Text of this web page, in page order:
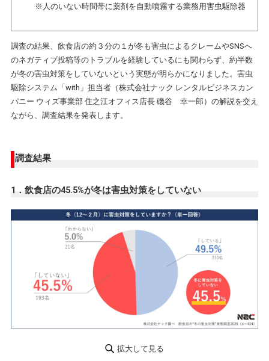
※人のいない時間帯に薬剤を自動噴霧する業務用害虫駆除器
調査の結果、飲食店の約３分の１が冬も害虫によるクレームやSNSへ
のネガティブ投稿等のトラブルを経験しているにも関わらず、約半数
が冬の害虫対策をしていないという実態が明らかになりました。害虫
駆除システム「with」担当者（株式会社ナック レンタルビジネスカン
パニー ウィズ事業部 住之江オフィス店長 磯谷 幸一郎）の解説を交え
ながら、調査結果を発表します。
調査結果
1．飲食店の45.5%が冬は害虫対策をしていない
拡大して見る